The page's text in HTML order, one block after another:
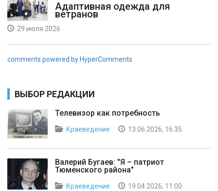
Адаптивная одежда для
ветранов
29 июля 2026
comments powered by HyperComments
ВЫБОР РЕДАКЦИИ
Телевизор как потребность
Краеведение 13.06.2026, 16:35
Валерий Бугаев: "Я – патриот
Тюменского района"
Краеведение 19.04.2026, 11:00